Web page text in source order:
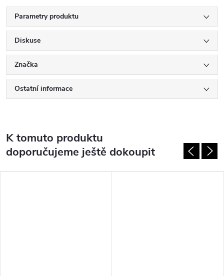
Parametry produktu
Diskuse
Značka
Ostatní informace
K tomuto produktu
doporučujeme ještě dokoupit